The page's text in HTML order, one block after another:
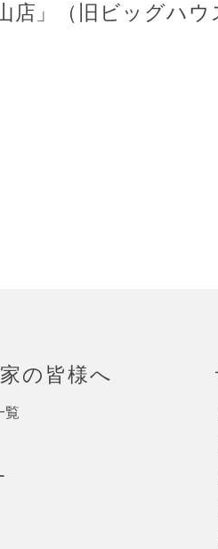
」（旧ビッグハ
の皆様へ
覧